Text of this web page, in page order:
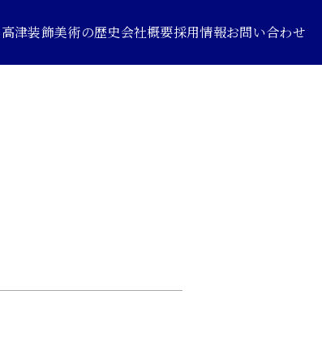
高津装飾美術の歴史会社概要採用情報お問い合わせ